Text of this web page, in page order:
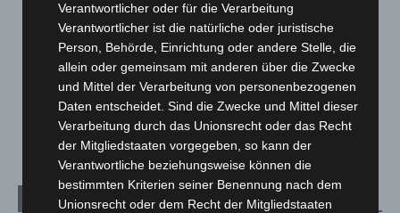
Anklage nach Abschaltung von „Archetyp Market“ erhoben
3. August 2026
Hannover: Polizei stoppt 166 Trunkenheitsfahrten bei
Großkontrolle
2. August 2026
Kategorien
Verantwortlicher oder für die Verarbeitung
Verantwortlicher ist die natürliche oder juristische
Person, Behörde, Einrichtung oder andere Stelle, die
allein oder gemeinsam mit anderen über die Zwecke
und Mittel der Verarbeitung von personenbezogenen
Daten entscheidet. Sind die Zwecke und Mittel dieser
Verarbeitung durch das Unionsrecht oder das Recht
der Mitgliedstaaten vorgegeben, so kann der
Verantwortliche beziehungsweise können die
bestimmten Kriterien seiner Benennung nach dem
Unionsrecht oder dem Recht der Mitgliedstaaten